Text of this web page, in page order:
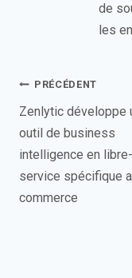
de
les
Navigation
de
l’article
PRÉCÉDENT
Zenlytic développe
outil de business
intelligence en libre-
service spécifique
commerce